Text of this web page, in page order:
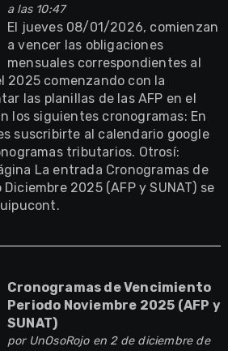
a las 10:47
El jueves 08/01/2026, comienzan
a vencer las obligaciones
mensuales correspondientes al
2025 comenzando con la
las planillas de las AFP en el
los siguientes cronogramas: En
suscribirte al calendario google
tributarios. Otrosí:
La entrada Cronogramas de
2025 (AFP y SUNAT) se
Cronogramas de Vencimiento
Periodo Noviembre 2025 (AFP y
SUNAT)
por UnOsoRojoen 2 de diciembre de